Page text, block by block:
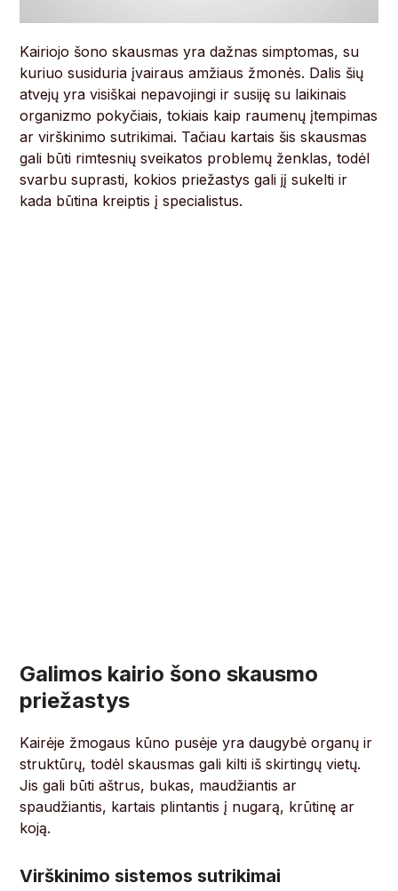
Kairiojo šono skausmas yra dažnas simptomas, su
kuriuo susiduria įvairaus amžiaus žmonės. Dalis šių
atvejų yra visiškai nepavojingi ir susiję su laikinais
organizmo pokyčiais, tokiais kaip raumenų įtempimas
ar virškinimo sutrikimai. Tačiau kartais šis skausmas
gali būti rimtesnių sveikatos problemų ženklas, todėl
svarbu suprasti, kokios priežastys gali jį sukelti ir
kada būtina kreiptis į specialistus.
Galimos kairio šono skausmo
priežastys
Kairėje žmogaus kūno pusėje yra daugybė organų ir
struktūrų, todėl skausmas gali kilti iš skirtingų vietų.
Jis gali būti aštrus, bukas, maudžiantis ar
spaudžiantis, kartais plintantis į nugarą, krūtinę ar
koją.
Virškinimo sistemos sutrikimai